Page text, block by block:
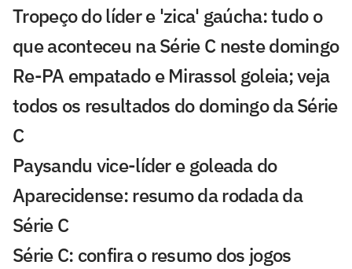
Tropeço do líder e 'zica' gaúcha: tudo o
que aconteceu na Série C neste domingo
Re-PA empatado e Mirassol goleia; veja
todos os resultados do domingo da Série
C
Paysandu vice-líder e goleada do
Aparecidense: resumo da rodada da
Série C
Série C: confira o resumo dos jogos